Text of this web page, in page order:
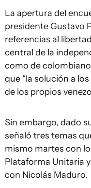
La apertura del
presidente Gustavo
referencias al
central de la
como de
que “la solución a
de los propios
Sin embargo, dado
señaló tres temas
mismo martes con
Plataforma Unitaria
con Nicolás Maduro.